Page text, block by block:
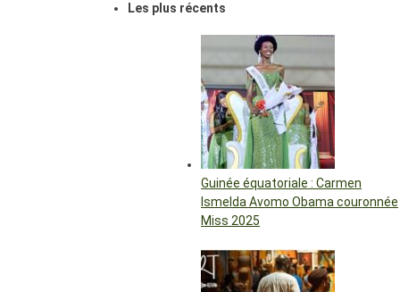
Les plus récents
Guinée équatoriale : Carmen
Ismelda Avomo Obama couronnée
Miss 2025